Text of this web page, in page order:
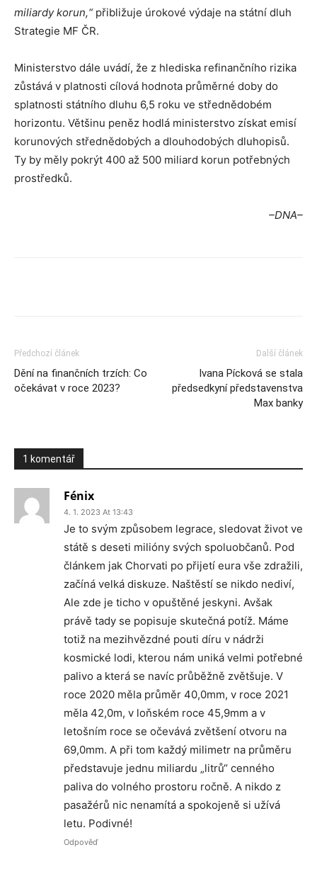
miliardy korun,“přibližuje úrokové výdaje na státní dluh
Strategie MF ČR.
Ministerstvo dále uvádí, že z hlediska refinančního rizika
zůstává v platnosti cílová hodnota průměrné doby do
splatnosti státního dluhu 6,5 roku ve střednědobém
horizontu. Většinu peněz hodlá ministerstvo získat emisí
korunových střednědobých a dlouhodobých dluhopisů.
Ty by měly pokrýt 400 až 500 miliard korun potřebných
prostředků.
–DNA–
Předchozí článek
Dění na finančních trzích: Co
očekávat v roce 2023?
Další článek
Ivana Pícková se stala
předsedkyní představenstva
Max banky
1 komentář
Fénix
4. 1. 2023 At 13:43
Je to svým způsobem legrace, sledovat život ve
státě s deseti milióny svých spoluobčanů. Pod
článkem jak Chorvati po přijetí eura vše zdražili,
začíná velká diskuze. Naštěstí se nikdo nediví,
Ale zde je ticho v opuštěné jeskyni. Avšak
právě tady se popisuje skutečná potíž. Máme
totiž na mezihvězdné pouti díru v nádrži
kosmické lodi, kterou nám uniká velmi potřebné
palivo a která se navíc průběžně zvětšuje. V
roce 2020 měla průměr 40,0mm, v roce 2021
měla 42,0m, v loňském roce 45,9mm a v
letošním roce se očevává zvětšení otvoru na
69,0mm. A při tom každý milimetr na průměru
představuje jednu miliardu „litrů“ cenného
paliva do volného prostoru ročně. A nikdo z
pasažérů nic nenamítá a spokojeně si užívá
letu. Podivné!
Odpověď